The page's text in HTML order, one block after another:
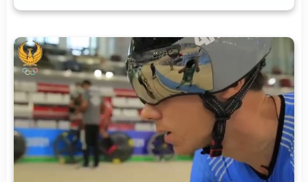
Узбекистана побывали в Приморском
океанариуме